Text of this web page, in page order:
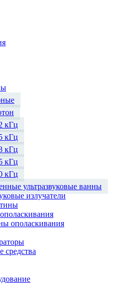
кГц
кГц
кГц
кГц
кГц
ультразвуковые ванны
излучатели
ополаскивания